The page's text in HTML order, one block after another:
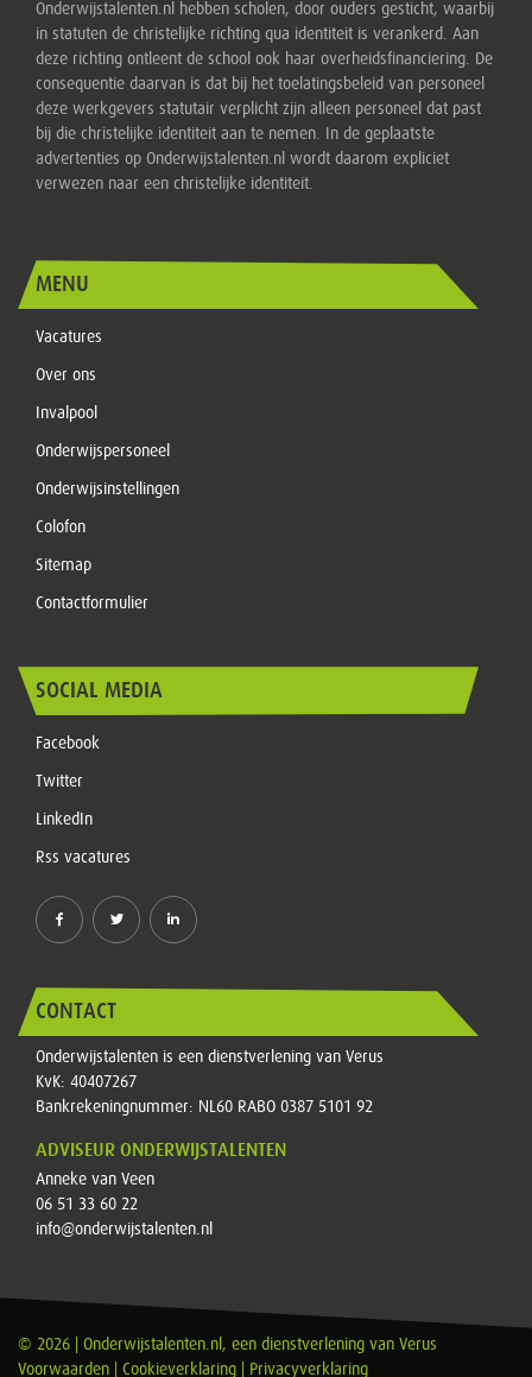
Onderwijstalenten.nl hebben scholen, door ouders gesticht, waarbij
in statuten de christelijke richting qua identiteit is verankerd. Aan
deze richting ontleent de school ook haar overheidsfinanciering. De
consequentie daarvan is dat bij het toelatingsbeleid van personeel
deze werkgevers statutair verplicht zijn alleen personeel dat past
bij die christelijke identiteit aan te nemen. In de geplaatste
advertenties op Onderwijstalenten.nl wordt daarom expliciet
verwezen naar een christelijke identiteit.
MENU
Vacatures
Over ons
Invalpool
Onderwijspersoneel
Onderwijsinstellingen
Colofon
Sitemap
Contactformulier
SOCIAL MEDIA
Facebook
Twitter
LinkedIn
Rss vacatures
CONTACT
Onderwijstalenten is een dienstverlening van Verus
KvK: 40407267
Bankrekeningnummer: NL60 RABO 0387 5101 92
ADVISEUR ONDERWIJSTALENTEN
Anneke van Veen
06 51 33 60 22
info@onderwijstalenten.nl
© 2026 | Onderwijstalenten.nl, een dienstverlening van Verus
Voorwaarden
Cookieverklaring Privacyverklaring